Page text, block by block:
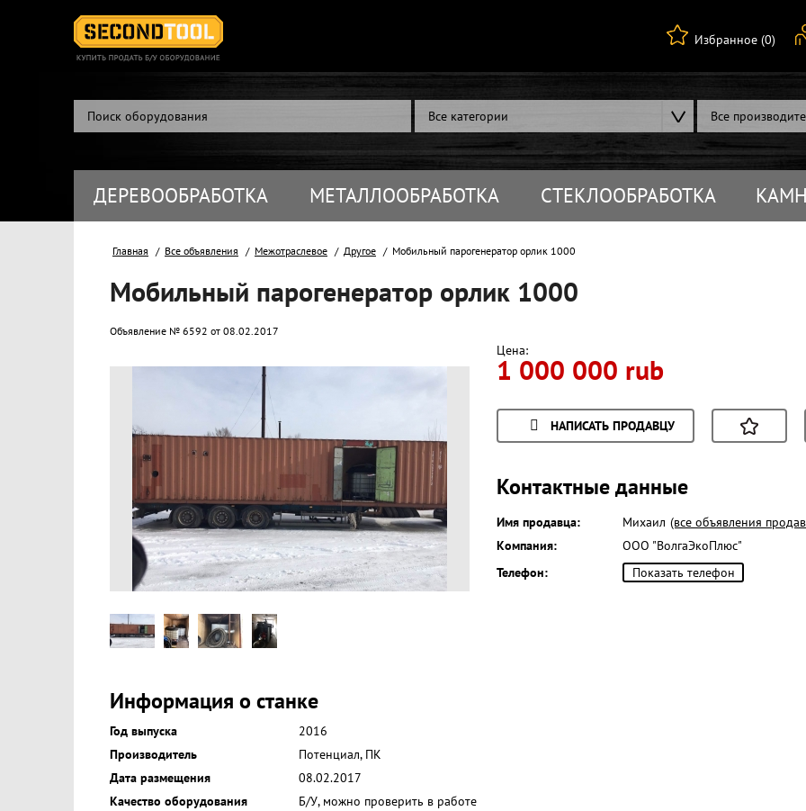
Избранное (0)
Все категории Все
ДЕРЕВООБРАБОТКА МЕТАЛЛООБРАБОТКА СТЕКЛООБРАБОТКА
Главная Все объявления Межотраслевое Другое Мобильный парогенератор орлик 1000
Мобильный парогенератор орлик 1000
Объявление № 6592 от 08.02.2017
Цена:
1 000 000 rub
НАПИСАТЬ ПРОДАВЦУ
Контактные данные
Имя продавца: Михаил (все объявления
Компания:
ООО "ВолгаЭкоПлюс"
Телефон:
Показать телефон
Информация о станке
Год выпуска
2016
Производитель
Потенциал, ПК
Дата размещения
08.02.2017
Качество оборудования
Б/У, можно проверить в работе